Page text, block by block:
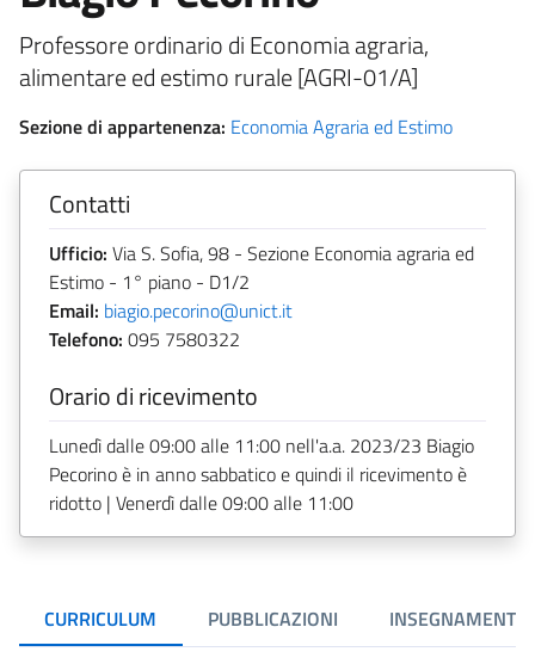
Professore ordinario di Economia agraria,
alimentare ed estimo rurale [AGRI-01/A]
Sezione di appartenenza: Economia Agraria ed Estimo
Contatti
Ufficio: Via S. Sofia, 98 - Sezione Economia agraria ed
Estimo - 1° piano - D1/2
Email: biagio.pecorino@unict.it
Telefono: 095 7580322
Orario di ricevimento
Lunedì dalle 09:00 alle 11:00 nell'a.a. 2023/23 Biagio
Pecorino è in anno sabbatico e quindi il ricevimento è
ridotto | Venerdì dalle 09:00 alle 11:00
CURRICULUM PUBBLICAZIONI INSEGNAMENTI